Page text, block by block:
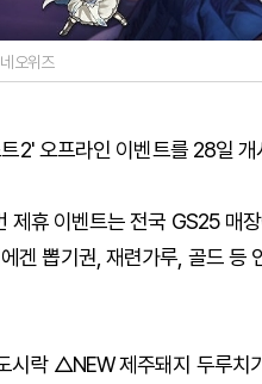
오위즈
2' 오프라인 이벤트를 28일 개
휴 이벤트는 전국 GS25 매
겐 뽑기권, 재련가루, 골드 등
시락 △NEW 제주돼지 두루치